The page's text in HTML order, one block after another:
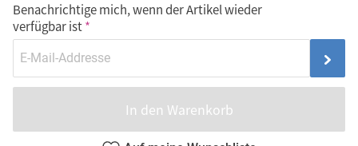
Benachrichtige mich, wenn der Artikel wieder
verfügbar ist
In den Warenkorb